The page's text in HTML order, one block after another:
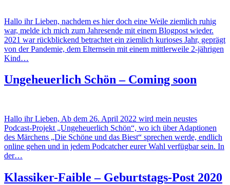
Hallo ihr Lieben, nachdem es hier doch eine Weile ziemlich ruhig
war, melde ich mich zum Jahresende mit einem Blogpost wieder.
2021 war rückblickend betrachtet ein ziemlich kurioses Jahr, geprägt
von der Pandemie, dem Elternsein mit einem mittlerweile 2-jährigen
Kind…
Ungeheuerlich Schön – Coming soon
Hallo ihr Lieben, Ab dem 26. April 2022 wird mein neustes
Podcast-Projekt „Ungeheuerlich Schön“, wo ich über Adaptionen
des Märchens „Die Schöne und das Biest“ sprechen werde, endlich
online gehen und in jedem Podcatcher eurer Wahl verfügbar sein. In
der…
Klassiker-Faible – Geburtstags-Post 2020